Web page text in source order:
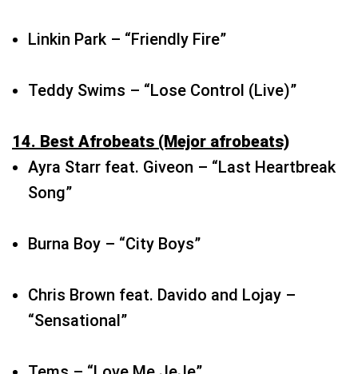
14. Best Afrobeats (Mejor afrobeats)
Song”
Burna Boy – “City Boys”
Chris Brown feat. Davido and Lojay –
Tyla – “Water”
Usher y Pheelz – “Ruin”